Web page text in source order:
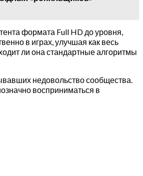
формата Full HD до уровня,
в играх, улучшая как весь
ли она стандартные алгоритмы
недовольство сообщества.
восприниматься в